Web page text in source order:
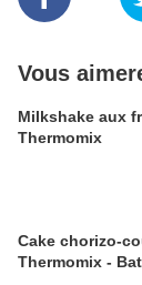
Vous
Milkshake aux
Thermomix
Cake chorizo-
Thermomix -